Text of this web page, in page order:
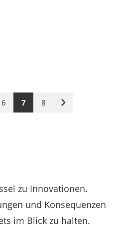
6 7 8
Nächste
zu Innovationen.
und Konsequenzen
im Blick zu halten.